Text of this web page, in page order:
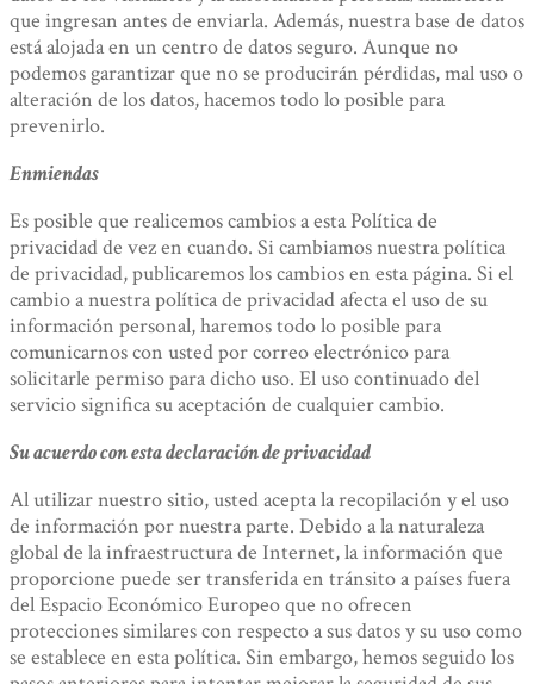
que ingresan antes de enviarla. Además, nuestra base de datos
está alojada en un centro de datos seguro. Aunque no
podemos garantizar que no se producirán pérdidas, mal uso o
alteración de los datos, hacemos todo lo posible para
prevenirlo.
Enmiendas
Es posible que realicemos cambios a esta Política de
privacidad de vez en cuando. Si cambiamos nuestra política
de privacidad, publicaremos los cambios en esta página. Si el
cambio a nuestra política de privacidad afecta el uso de su
información personal, haremos todo lo posible para
comunicarnos con usted por correo electrónico para
solicitarle permiso para dicho uso. El uso continuado del
servicio significa su aceptación de cualquier cambio.
Su acuerdo con esta declaración de privacidad
Al utilizar nuestro sitio, usted acepta la recopilación y el uso
de información por nuestra parte. Debido a la naturaleza
global de la infraestructura de Internet, la información que
proporcione puede ser transferida en tránsito a países fuera
del Espacio Económico Europeo que no ofrecen
protecciones similares con respecto a sus datos y su uso como
se establece en esta política. Sin embargo, hemos seguido los